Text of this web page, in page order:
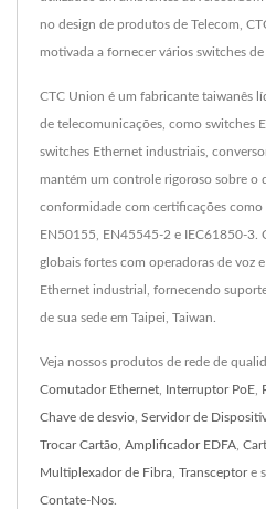
no design de produtos de Telecom,
motivada a fornecer vários switches de
CTC Union é um fabricante taiwanês
de telecomunicações, como switches
switches Ethernet industriais,
mantém um controle rigoroso sobre o
conformidade com certificações como
EN50155, EN45545-2 e IEC61850-3.
globais fortes com operadoras de voz
Ethernet industrial, fornecendo
de sua sede em Taipei, Taiwan.
Veja nossos produtos de rede de
Comutador Ethernet Interruptor PoE
Chave de desvio Servidor de
Trocar Cartão Amplificador EDFA
Multiplexador de Fibra Transceptore
Contate-Nos